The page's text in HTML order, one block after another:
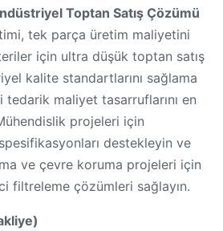
Toptan Satış Çözümü
tek parça üretim maliyetini
için ultra düşük toptan satış
kalite standartlarını sağlama
maliyet tasarruflarını en
projeleri için
destekleyin ve
ve çevre koruma projeleri için
filtreleme çözümleri sağlayın.